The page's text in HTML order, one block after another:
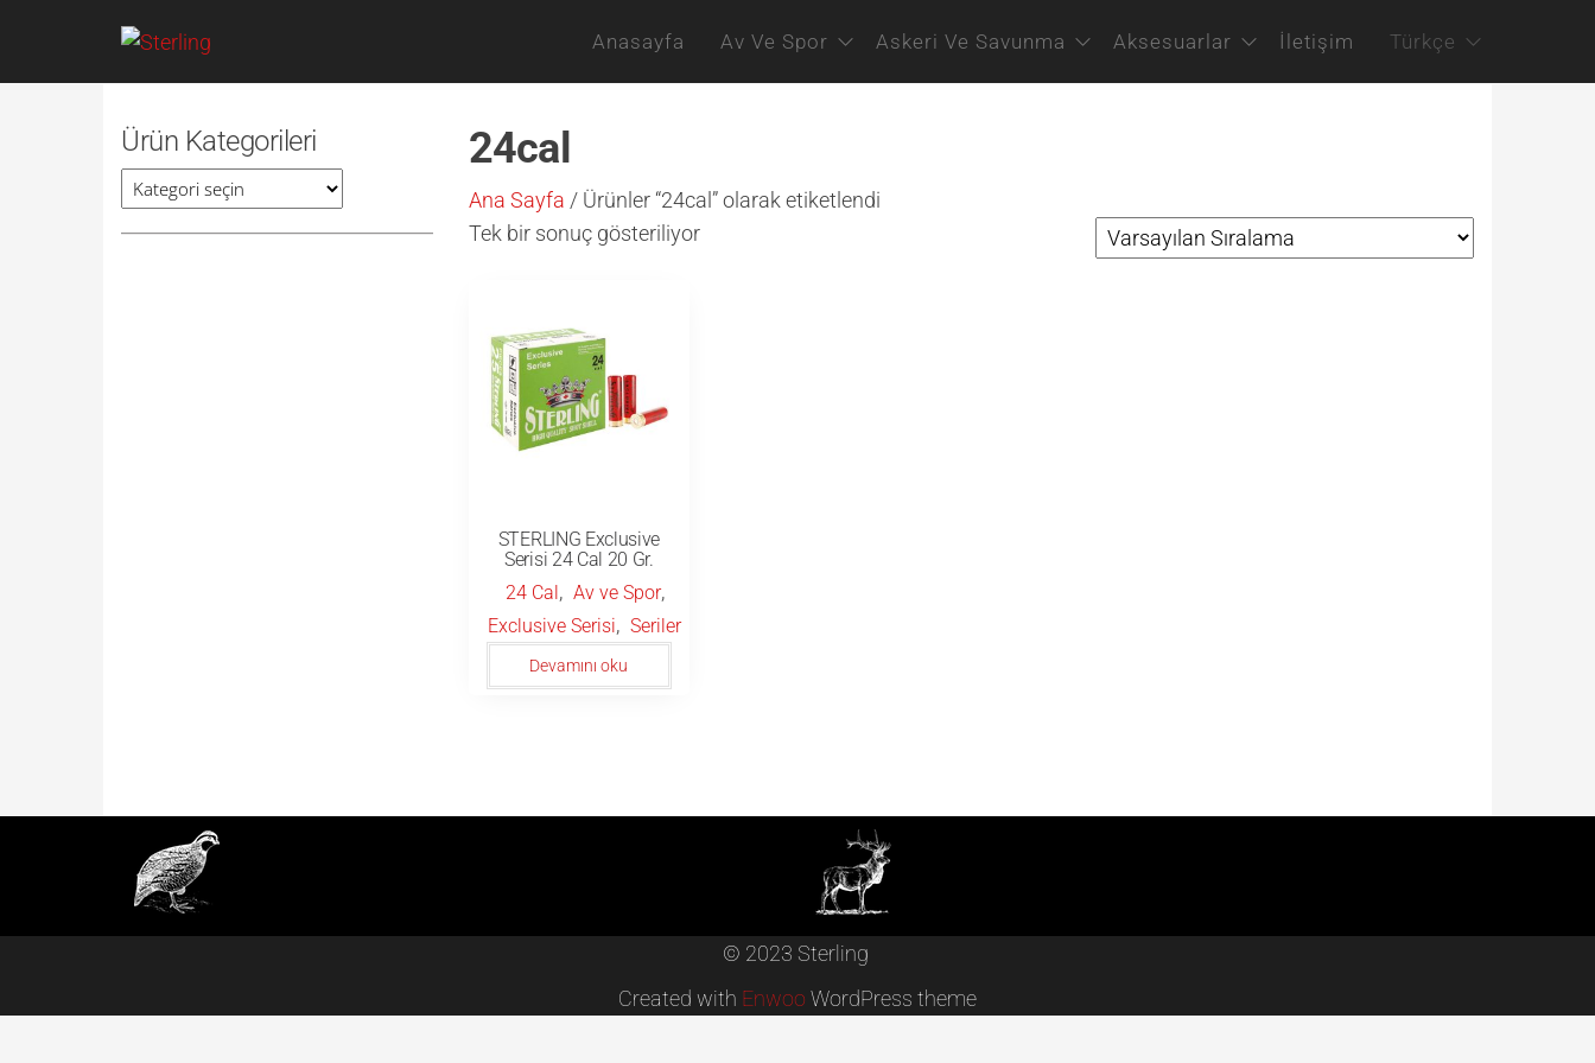
Anasayfa Av Ve Spor Askeri Ve Savunma Aksesuarlar İletişim Türkçe
24cal
Ana Sayfa / Ürünler “24cal” olarak etiketlendi
Tek bir sonuç gösteriliyor
STERLING Exclusive
Serisi 24 Cal 20 Gr.
24 Cal, Av ve Spor,
Exclusive Serisi, Seriler
Devamını oku
Ürün Kategorileri
© 2023 Sterling
Created with Enwoo WordPress theme